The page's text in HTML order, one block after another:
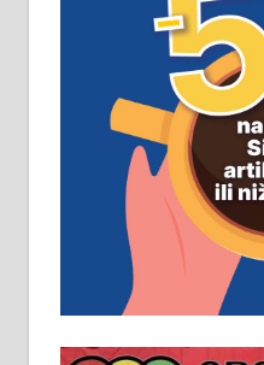
ПОСЛОВНИ
Рудник и
д.о.о. Рудник
помоћника
Основна школа,
искуство на
пословима, али
услов.
превоз, исхрана.
локал 22